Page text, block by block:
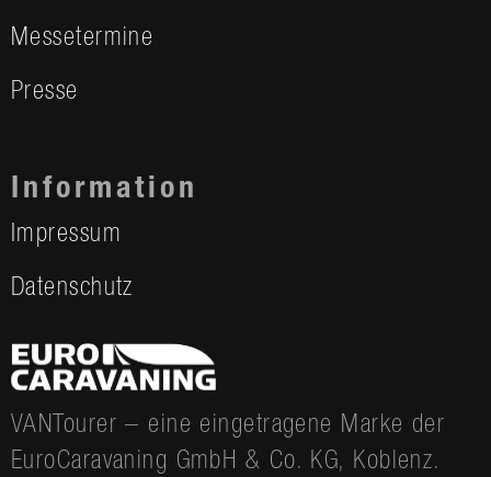
Messetermine
Presse
Information
Impressum
Datenschutz
VANTourer – eine eingetragene Marke der
EuroCaravaning GmbH & Co. KG, Koblenz.